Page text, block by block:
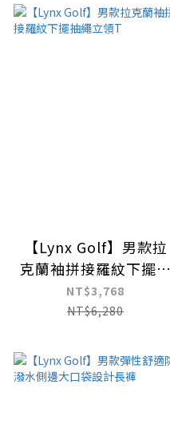
【Lynx Golf】男款拉
克蘭袖拼接羅紋下擺抽
繩立領T
NT$3,768
NT$6,280